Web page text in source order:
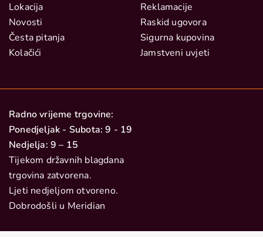
Lokacija
Novosti
Česta pitanja
Kolačići
Reklamacije
Raskid ugovora
Sigurna kupovina
Jamstveni uvjeti
Radno vrijeme trgovine:
Ponedjeljak - Subota: 9 - 19
Nedjelja: 9 – 15
Tijekom državnih blagdana
trgovina zatvorena.
Ljeti nedjeljom otvoreno.
Dobrodošli u Meridian